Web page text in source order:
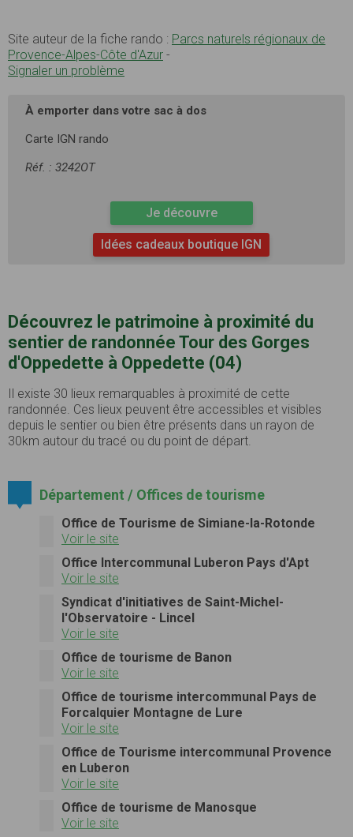
Site auteur de la fiche rando : Parcs naturels régionaux de
Provence-Alpes-Côte d'Azur -
Signaler un problème
À emporter dans votre sac à dos
Carte IGN rando
Réf. : 3242OT
Je découvre
Idées cadeaux boutique IGN
Découvrez le patrimoine à proximité du
sentier de randonnée Tour des Gorges
d'Oppedette à Oppedette (04)
Il existe 30 lieux remarquables à proximité de cette
randonnée. Ces lieux peuvent être accessibles et visibles
depuis le sentier ou bien être présents dans un rayon de
30km autour du tracé ou du point de départ.
Département / Offices de tourisme
Office de Tourisme de Simiane-la-Rotonde
Voir le site
Office Intercommunal Luberon Pays d'Apt
Voir le site
Syndicat d'initiatives de Saint-Michel-
l'Observatoire - Lincel
Voir le site
Office de tourisme de Banon
Voir le site
Office de tourisme intercommunal Pays de
Forcalquier Montagne de Lure
Voir le site
Office de Tourisme intercommunal Provence
en Luberon
Voir le site
Office de tourisme de Manosque
Voir le site